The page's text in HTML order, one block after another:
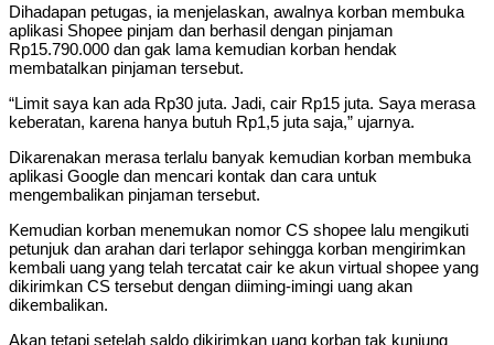
Dihadapan petugas, ia menjelaskan, awalnya korban membuka
aplikasi Shopee pinjam dan berhasil dengan pinjaman
Rp15.790.000 dan gak lama kemudian korban hendak
membatalkan pinjaman tersebut.
“Limit saya kan ada Rp30 juta. Jadi, cair Rp15 juta. Saya merasa
keberatan, karena hanya butuh Rp1,5 juta saja,” ujarnya.
Dikarenakan merasa terlalu banyak kemudian korban membuka
aplikasi Google dan mencari kontak dan cara untuk
mengembalikan pinjaman tersebut.
Kemudian korban menemukan nomor CS shopee lalu mengikuti
petunjuk dan arahan dari terlapor sehingga korban mengirimkan
kembali uang yang telah tercatat cair ke akun virtual shopee yang
dikirimkan CS tersebut dengan diiming-imingi uang akan
dikembalikan.
Akan tetapi setelah saldo dikirimkan uang korban tak kunjung